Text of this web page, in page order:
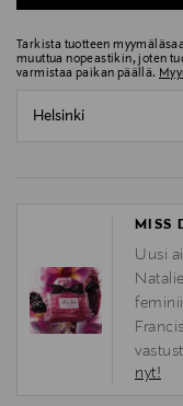
Tarkista tuotteen
muuttua nopeastikin, joten
varmistaa paikan päällä.
Helsinki
MISS
Uusi
nyt!